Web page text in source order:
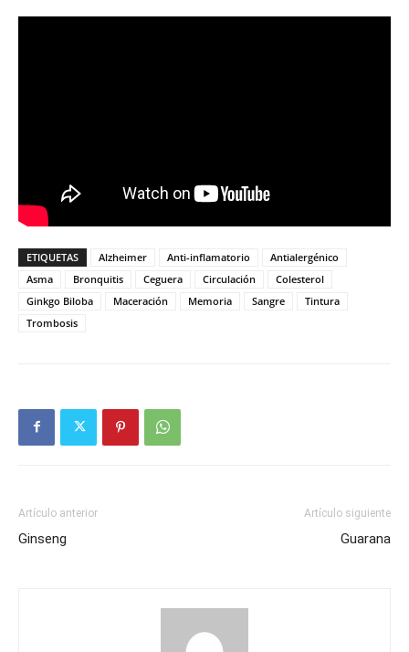
ETIQUETAS Alzheimer Anti-inflamatorio
Antialergénico
Asma
Bronquitis Ceguera Circulación
Colesterol
Ginkgo Biloba
Maceración Memoria Sangre
Tintura
Trombosis
Artículo anterior
Ginseng
Artículo siguiente
Guarana